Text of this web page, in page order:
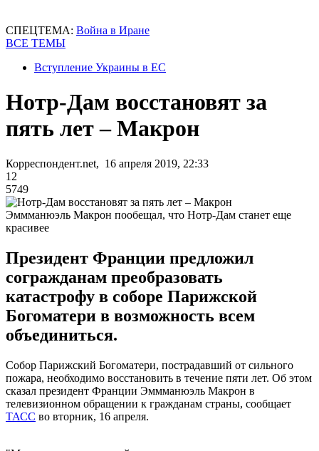
СПЕЦТЕМА: Война в Иране
ВСЕ ТЕМЫ
Вступление Украины в ЕС
Нотр-Дам восстановят за
пять лет – Макрон
Корреспондент.net, 16 апреля 2019, 22:33
12
5749
Эммманюэль Макрон пообещал, что Нотр-Дам станет еще
красивее
Президент Франции предложил
согражданам преобразовать
катастрофу в соборе Парижской
Богоматери в возможность всем
объединиться.
Собор Парижский Богоматери, пострадавший от сильного
пожара, необходимо восстановить в течение пяти лет. Об этом
сказал президент Франции Эммманюэль Макрон в
телевизионном обращении к гражданам страны, сообщает
ТАСС во вторник, 16 апреля.